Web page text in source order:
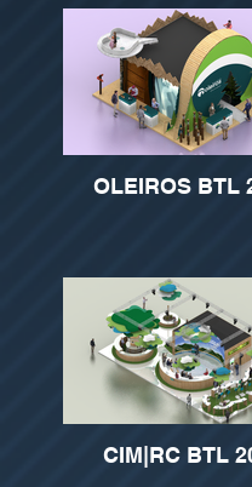
OLEIROS BTL
CIM|RC BTL